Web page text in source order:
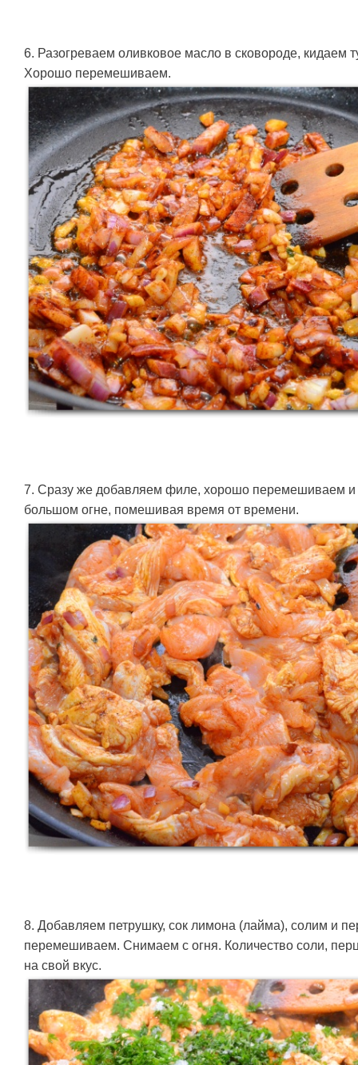
6. Разогреваем оливковое масло в сковороде, кидаем
Хорошо перемешиваем.
7. Сразу же добавляем филе, хорошо перемешиваем и
большом огне, помешивая время от времени.
8. Добавляем петрушку, сок лимона (лайма), солим и
перемешиваем. Снимаем с огня. Количество соли,
на свой вкус.